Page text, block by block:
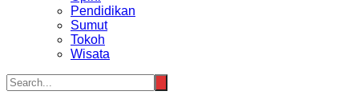
Pendidikan
Sumut
Tokoh
Wisata